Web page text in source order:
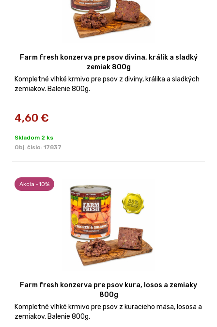
Farm fresh konzerva pre psov divina, králik a sladký
zemiak 800g
Kompletné vlhké krmivo pre psov z diviny, králika a sladkých
zemiakov. Balenie 800g.
4,60 €
Skladom 2 ks
Obj. čislo: 17837
Akcia -10%
Farm fresh konzerva pre psov kura, losos a zemiaky
800g
Kompletné vlhké krmivo pre psov z kuracieho mäsa, lososa a
zemiakov. Balenie 800g.